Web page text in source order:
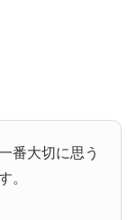
番大切に思う
。